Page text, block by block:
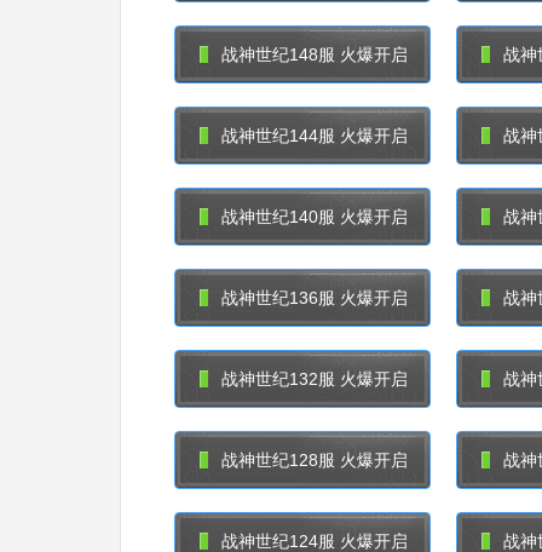
战神世纪148服 火爆开启 战神
战神世纪144服 火爆开启 战神
战神世纪140服 火爆开启 战神
战神世纪136服 火爆开启 战神
战神世纪132服 火爆开启 战神
战神世纪128服 火爆开启 战神
战神世纪124服 火爆开启 战神